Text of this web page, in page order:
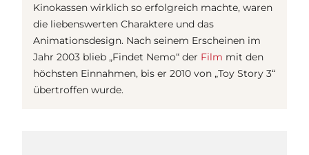
Kinokassen wirklich so erfolgreich machte, waren
die liebenswerten Charaktere und das
Animationsdesign. Nach seinem Erscheinen im
Jahr 2003 blieb „Findet Nemo“ der Film mit den
höchsten Einnahmen, bis er 2010 von „Toy Story 3“
übertroffen wurde.